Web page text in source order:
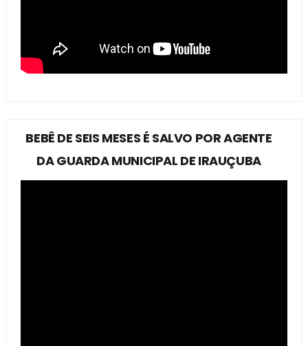
BEBÊ DE SEIS MESES É SALVO POR AGENTE
DA GUARDA MUNICIPAL DE IRAUÇUBA